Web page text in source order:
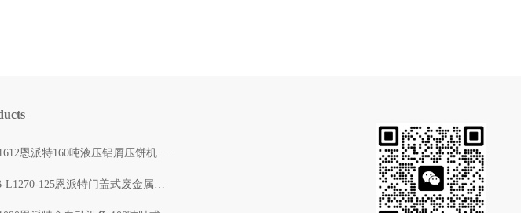
BM-1612恩派特160吨液压铝屑压饼机 自动打包出块 金属废料打包机
AMB-L1270-125恩派特门盖式废金属压块打包机 自动压缩